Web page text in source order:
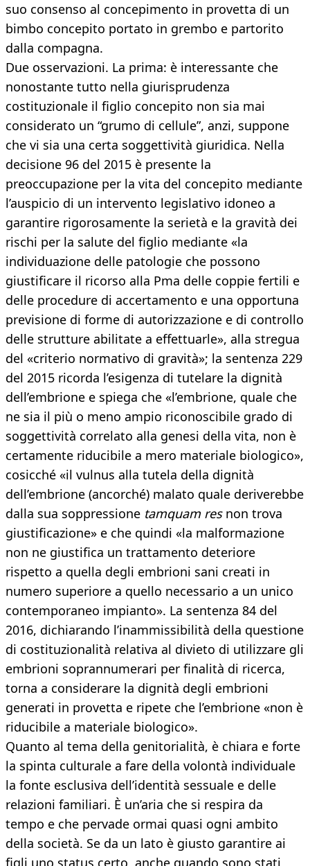
suo consenso al concepimento in provetta di un
bimbo concepito portato in grembo e partorito
dalla compagna.
Due osservazioni. La prima: è interessante che
nonostante tutto nella giurisprudenza
costituzionale il figlio concepito non sia mai
considerato un “grumo di cellule”, anzi, suppone
che vi sia una certa soggettività giuridica. Nella
decisione 96 del 2015 è presente la
preoccupazione per la vita del concepito mediante
l’auspicio di un intervento legislativo idoneo a
garantire rigorosamente la serietà e la gravità dei
rischi per la salute del figlio mediante «la
individuazione delle patologie che possono
giustificare il ricorso alla Pma delle coppie fertili e
delle procedure di accertamento e una opportuna
previsione di forme di autorizzazione e di controllo
delle strutture abilitate a effettuarle», alla stregua
del «criterio normativo di gravità»; la sentenza 229
del 2015 ricorda l’esigenza di tutelare la dignità
dell’embrione e spiega che «l’embrione, quale che
ne sia il più o meno ampio riconoscibile grado di
soggettività correlato alla genesi della vita, non è
certamente riducibile a mero materiale biologico»,
cosicché «il vulnus alla tutela della dignità
dell’embrione (ancorché) malato quale deriverebbe
dalla sua soppressione tamquam resnon trova
giustificazione» e che quindi «la malformazione
non ne giustifica un trattamento deteriore
rispetto a quella degli embrioni sani creati in
numero superiore a quello necessario a un unico
contemporaneo impianto». La sentenza 84 del
2016, dichiarando l’inammissibilità della questione
di costituzionalità relativa al divieto di utilizzare gli
embrioni soprannumerari per finalità di ricerca,
torna a considerare la dignità degli embrioni
generati in provetta e ripete che l’embrione «non è
riducibile a materiale biologico».
Quanto al tema della genitorialità, è chiara e forte
la spinta culturale a fare della volontà individuale
la fonte esclusiva dell’identità sessuale e delle
relazioni familiari. È un’aria che si respira da
tempo e che pervade ormai quasi ogni ambito
della società. Se da un lato è giusto garantire ai
figli uno status certo, anche quando sono stati